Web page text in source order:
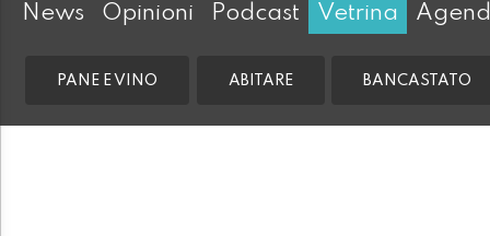
News Opinioni Podcast Vetrina
PANE E VINO ABITARE BANCASTATO